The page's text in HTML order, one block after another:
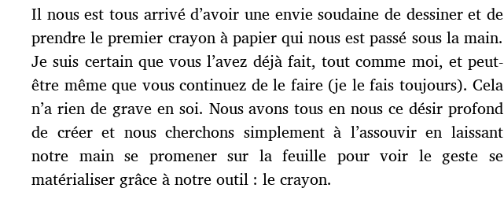
Il nous est tous arrivé d’avoir une envie soudaine de dessiner et de
prendre le premier crayon à papier qui nous est passé sous la main.
Je suis certain que vous l’avez déjà fait, tout comme moi, et peut-
être même que vous continuez de le faire (je le fais toujours). Cela
n’a rien de grave en soi. Nous avons tous en nous ce désir profond
de créer et nous cherchons simplement à l’assouvir en laissant
notre main se promener sur la feuille pour voir le geste se
matérialiser grâce à notre outil : le crayon.